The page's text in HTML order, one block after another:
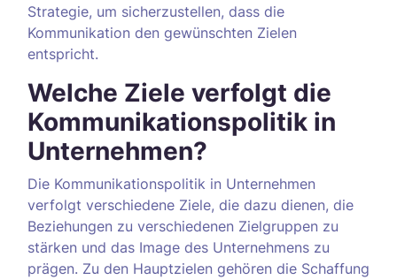
Strategie, um sicherzustellen, dass die
Kommunikation den gewünschten Zielen
entspricht.
Welche Ziele verfolgt die
Kommunikationspolitik in
Unternehmen?
Die Kommunikationspolitik in Unternehmen
verfolgt verschiedene Ziele, die dazu dienen, die
Beziehungen zu verschiedenen Zielgruppen zu
stärken und das Image des Unternehmens zu
prägen. Zu den Hauptzielen gehören die Schaffung